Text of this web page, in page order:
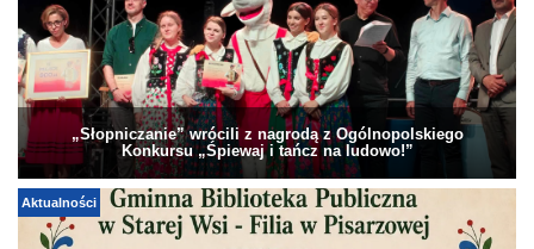
„Słopniczanie” wrócili z nagrodą z Ogólnopolskiego
Konkursu „Śpiewaj i tańcz na ludowo!”
Aktualności